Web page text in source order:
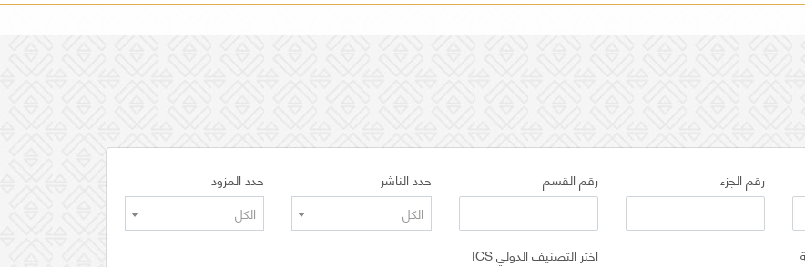
رقم الجزء رقم القسم
حدد الناشر
الكل
حدد المزود
الكل
اختر التصنيف الدولي ICS